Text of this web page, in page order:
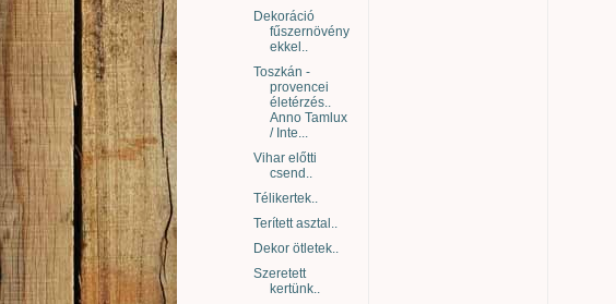
Dekoráció
fűszernövény
ekkel..
Toszkán -
provencei
életérzés..
Anno Tamlux
/ Inte...
Vihar előtti
csend..
Télikertek..
Terített asztal..
Dekor ötletek..
Szeretett
kertünk..